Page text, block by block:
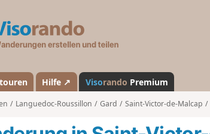
a
n
d
Hilfe ↗ Visorando Premium
Languedoc-Roussillon Gard Saint-Victor-de-Malcap